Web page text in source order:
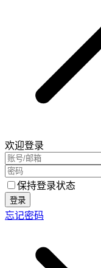
欢迎登录
保持登录状态
登录
忘记密码